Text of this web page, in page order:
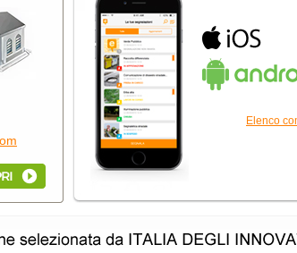
Elenco